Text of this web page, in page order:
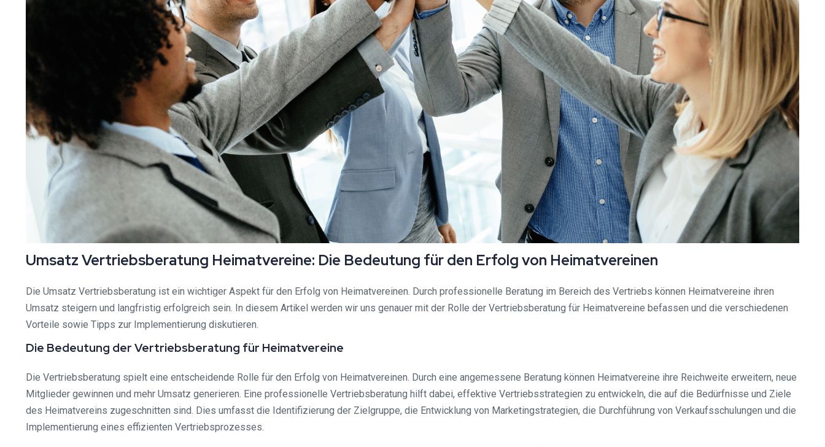
Umsatz Vertriebsberatung Heimatvereine: Die Bedeutung für den Erfolg von Heimatvereinen
Die Umsatz Vertriebsberatung ist ein wichtiger Aspekt für den Erfolg von Heimatvereinen. Durch professionelle Beratung im Bereich des Vertriebs können Heimatvereine ihren
Umsatz steigern und langfristig erfolgreich sein. In diesem Artikel werden wir uns genauer mit der Rolle der Vertriebsberatung für Heimatvereine befassen und die verschiedenen
Vorteile sowie Tipps zur Implementierung diskutieren.
Die Bedeutung der Vertriebsberatung für Heimatvereine
Die Vertriebsberatung spielt eine entscheidende Rolle für den Erfolg von Heimatvereinen. Durch eine angemessene Beratung können Heimatvereine ihre Reichweite erweitern, neue
Mitglieder gewinnen und mehr Umsatz generieren. Eine professionelle Vertriebsberatung hilft dabei, effektive Vertriebsstrategien zu entwickeln, die auf die Bedürfnisse und Ziele
des Heimatvereins zugeschnitten sind. Dies umfasst die Identifizierung der Zielgruppe, die Entwicklung von Marketingstrategien, die Durchführung von Verkaufsschulungen und die
Implementierung eines effizienten Vertriebsprozesses.